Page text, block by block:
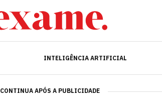
INTELIGÊNCIA ARTIFICIAL
INTELIGÊNCIA ARTIFICIAL
CONTINUA APÓS A PUBLICIDADE